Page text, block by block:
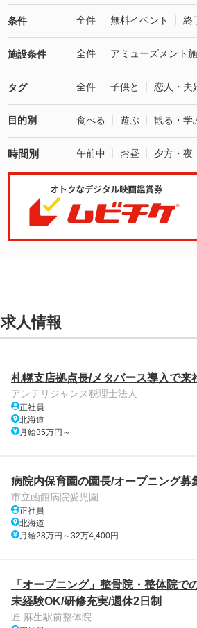
条件 全件 無料イベント 終
施設条件 全件 アミューズメント
タグ 全件 子供と 恋人・夫
目的別 食べる 遊ぶ 観る・学
時間別 午前中 お昼 夕方・夜
求人情報
札幌支店拠点長/メタバース導入で
アンテリジャンス税理士法人
正社員
北海道
月給35万円～
病院内保育園の園長/オープニング
市立函館病院愛児園
正社員
北海道
月給28万円～32万4,400円
「オープニング」整骨院・整体院
未経験OK/研修充実/週休2日制
匠 麻生駅前整体院